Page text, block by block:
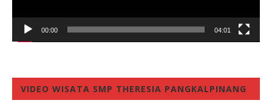
00:00 04:01
VIDEO WISATA SMP THERESIA PANGKALPINANG